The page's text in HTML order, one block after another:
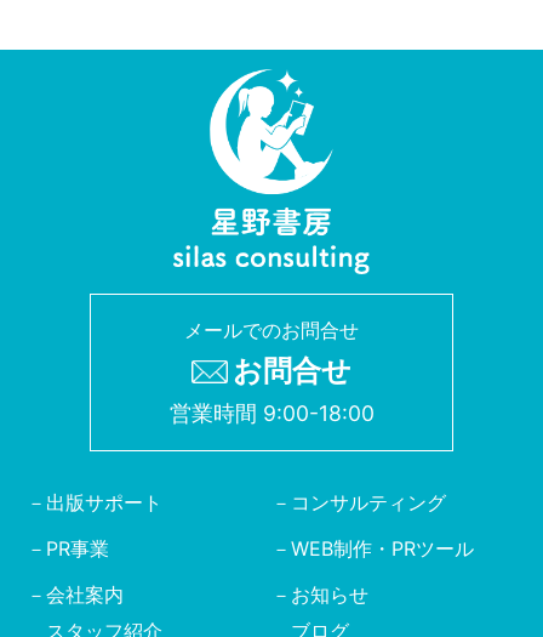
メールでのお問合せ
お問合せ
営業時間 9:00-18:00
出版サポート
コンサルティング
PR事業
WEB制作・PRツール
会社案内
スタッフ紹介
お知らせ
ブログ